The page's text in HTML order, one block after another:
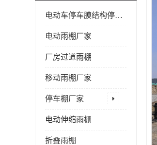
电动车停车膜结构停车棚
电动雨棚厂家
厂房过道雨棚
移动雨棚厂家
停车棚厂家
电动伸缩雨棚
折叠雨棚